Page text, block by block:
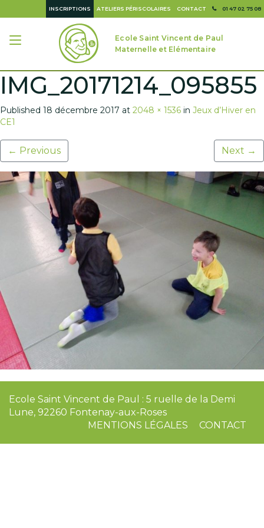
01 47 02 75 08
CONTACT
ATELIERS PÉRISCOLAIRES
INSCRIPTIONS
Ecole Saint Vincent de Paul
Maternelle et Elémentaire
IMG_20171214_095855
Published 18 décembre 2017 at 2048 × 1536 in Jeux d’Hiver en
CE1
← Previous Next →
Ecole Saint Vincent de Paul : 5 ruelle de la Demi
Lune, 92260 Fontenay-aux-Roses
MENTIONS LÉGALES
CONTACT